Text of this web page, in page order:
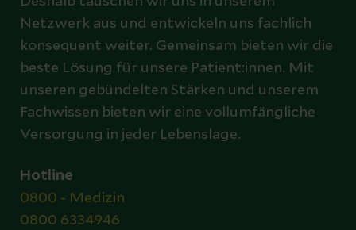
Netzwerk aus und entwickeln uns fachlich
konsequent weiter. Gemeinsam bieten wir die
beste Lösung für unsere Patient:innen. Mit
unseren gebündelten Stärken und unserem
Fachwissen bieten wir eine vollumfängliche
Versorgung in jeder Lebenslage.
Hotline
0800 - Medizin
0800 6334946